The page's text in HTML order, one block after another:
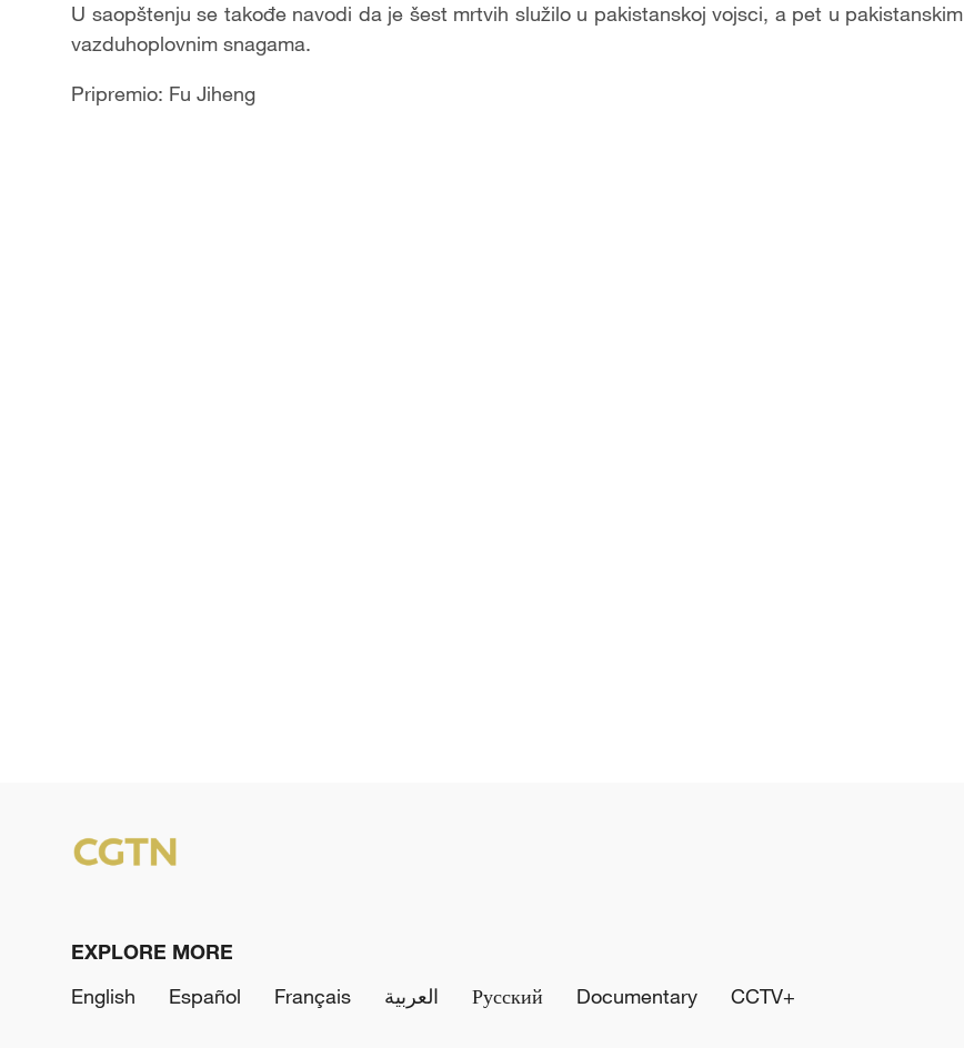
U saopštenju se takođe navodi da je šest mrtvih služilo u pakistanskoj vojsci, a pet u pakistanskim
vazduhoplovnim snagama.
Pripremio: Fu Jiheng
EXPLORE MORE
English
Español Français العربية Русский Documentary CCTV+